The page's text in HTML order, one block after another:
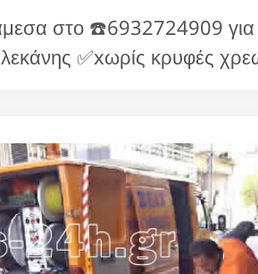
στο ☎️6932724909
✅xωρίς κρυφές